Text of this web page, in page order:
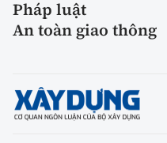
Pháp luật
An toàn giao thông